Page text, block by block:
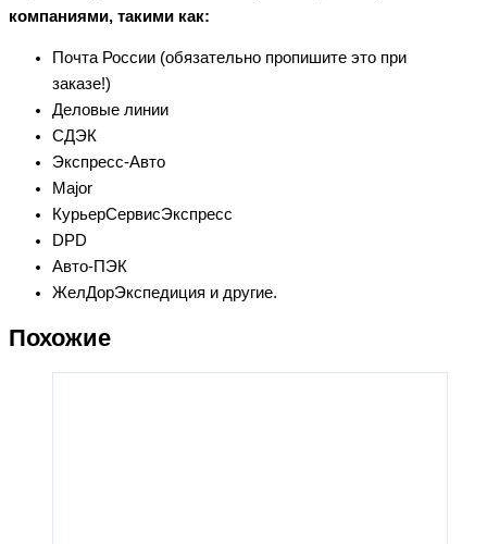
компаниями, такими как:
Почта России (обязательно пропишите это при
заказе!)
Деловые линии
СДЭК
Экспресс-Авто
Major
КурьерСервисЭкспресс
DPD
Авто-ПЭК
ЖелДорЭкспедиция и другие.
Похожие